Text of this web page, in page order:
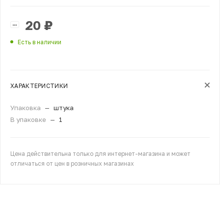
20 ₽
Есть в наличии
ХАРАКТЕРИСТИКИ
Упаковка — штука
В упаковке
— 1
Цена действительна только для интернет-магазина и может
отличаться от цен в розничных магазинах